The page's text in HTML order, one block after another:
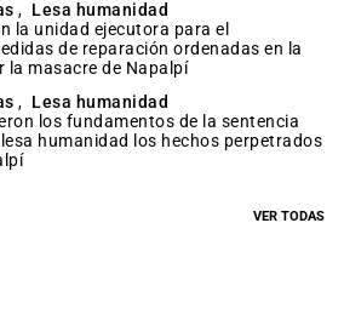
, Lesa humanidad
la unidad ejecutora para el
de reparación ordenadas en la
la masacre de Napalpí
, Lesa humanidad
los fundamentos de la sentencia
humanidad los hechos perpetrados
VER TODAS